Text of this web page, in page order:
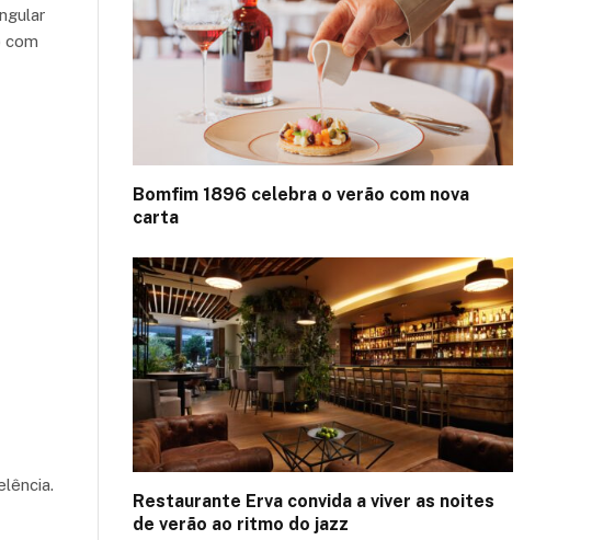
com
Bomfim 1896 celebra o verão com nova
carta
Restaurante Erva convida a viver as noites
de verão ao ritmo do jazz